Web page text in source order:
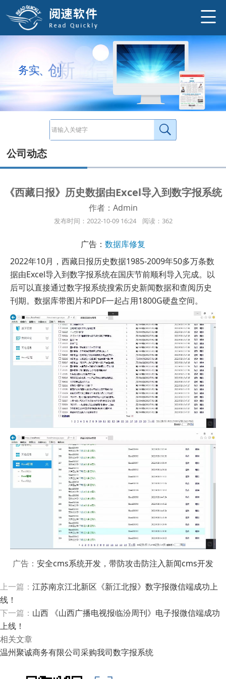
务实、创新、 诚信
公司动态
《西藏日报》历史数据由Excel导入到数字报系统
作者：Admin
发布时间：2022-10-09 16:24 阅读：362
广告： 数据库修复
2022年10月，西藏日报历史数据1985-2009年50多万条数
据由Excel导入到数字报系统在国庆节前顺利导入完成。以
后可以直接通过数字报系统搜索历史新闻数据和查阅历史
刊期。数据库带图片和PDF一起占用1800G硬盘空间。
广告： 安全cms系统开发，带防攻击防注入新闻cms开发
上一篇： 江苏南京江北新区《新江北报》数字报微信端成功上
线！
下一篇： 山西 《山西广播电视报临汾周刊》电子报微信端成功
上线！
相关文章
温州聚诚商务有限公司采购我司数字报系统